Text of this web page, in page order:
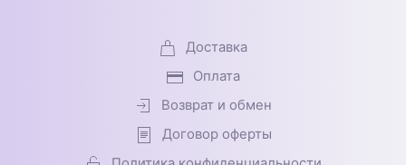
Доставка
Оплата
Возврат и обмен
Договор оферты